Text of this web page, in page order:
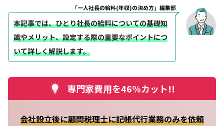
「一人社長の給料(年収)の決め方」編集部
本記事では、ひとり社長の給料についての基礎知
識やメリット、設定する際の重要なポイントにつ
いて詳しく解説します。
専門家費用を46%カット!!
会社設立後に顧問税理士に記帳代行業務のみを依頼